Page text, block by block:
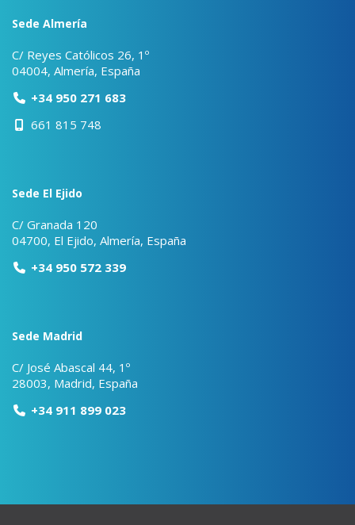
Sede Almería
C/ Reyes Católicos 26, 1º
04004, Almería, España
+34 950 271 683
661 815 748
Sede El Ejido
C/ Granada 120
04700, El Ejido, Almería, España
+34 950 572 339
Sede Madrid
C/ José Abascal 44, 1º
28003, Madrid, España
+34 911 899 023